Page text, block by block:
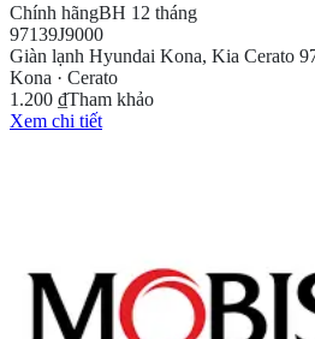
Chính hãngBH 12 tháng
97139J9000
Giàn lạnh Hyundai Kona, Kia Cerato
Kona · Cerato
1.200 ₫Tham khảo
Xem chi tiết